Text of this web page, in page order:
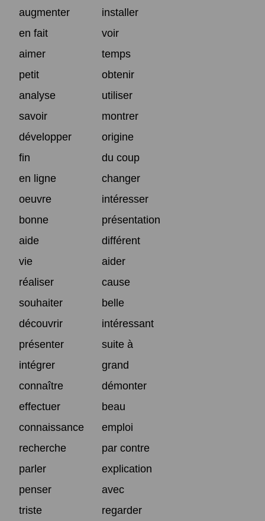
augmenter
installer
en fait
voir
aimer
temps
petit
obtenir
analyse
utiliser
savoir
montrer
développer
origine
fin
du coup
en ligne
changer
oeuvre
intéresser
bonne
présentation
aide
différent
vie
aider
réaliser
cause
souhaiter
belle
découvrir
intéressant
présenter
suite à
intégrer
grand
connaître
démonter
effectuer
beau
connaissance
emploi
recherche
par contre
parler
explication
penser
avec
triste
regarder